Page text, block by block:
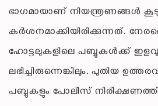
ഭാഗമായാണ് നിയന്ത്രണങ്ങൾ
കർശനമാക്കിയിരിക്കുന്നത്.
ഹോട്ടലുകളിലെ പബ്ബുകൾക്ക്
ലഭിച്ചിരുന്നെങ്കിലും, പുതിയ
പബ്ബുകളും പോലീസ്